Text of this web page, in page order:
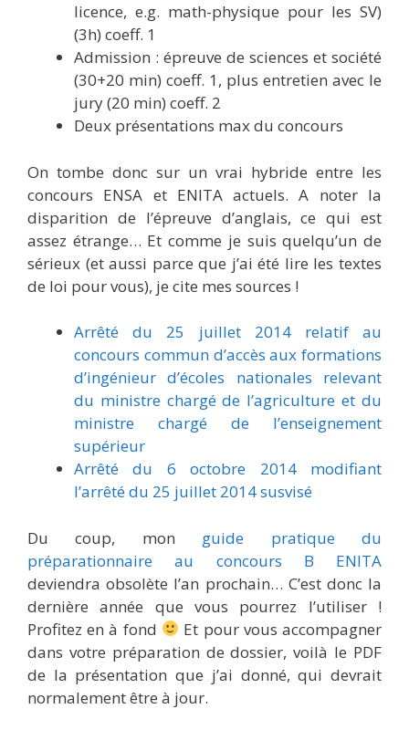
licence, e.g. math-physique pour les SV)
(3h) coeff. 1
Admission : épreuve de sciences et société
(30+20 min) coeff. 1, plus entretien avec le
jury (20 min) coeff. 2
Deux présentations max du concours
On tombe donc sur un vrai hybride entre les
concours ENSA et ENITA actuels. A noter la
disparition de l’épreuve d’anglais, ce qui est
assez étrange… Et comme je suis quelqu’un de
sérieux (et aussi parce que j’ai été lire les textes
de loi pour vous), je cite mes sources !
Arrêté du 25 juillet 2014 relatif au
concours commun d’accès aux formations
d’ingénieur d’écoles nationales relevant
du ministre chargé de l’agriculture et du
ministre chargé de l’enseignement
supérieur
Arrêté du 6 octobre 2014 modifiant
l’arrêté du 25 juillet 2014 susvisé
Du coup, mon guide pratique du
préparationnaire au concours B ENITA
deviendra obsolète l’an prochain… C’est donc la
dernière année que vous pourrez l’utiliser !
Profitez en à fond
Et pour vous accompagner
dans votre préparation de dossier, voilà le PDF
de la présentation que j’ai donné, qui devrait
normalement être à jour.